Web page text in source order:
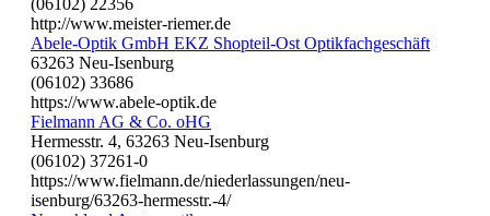
http://www.meister-riemer.de
Abele-Optik GmbH EKZ Shopteil-Ost Optikfachgeschäft
63263 Neu-Isenburg
(06102) 33686
https://www.abele-optik.de
Fielmann AG & Co. oHG
Hermesstr. 4, 63263 Neu-Isenburg
(06102) 37261-0
https://www.fielmann.de/niederlassungen/neu-
isenburg/63263-hermesstr.-4/